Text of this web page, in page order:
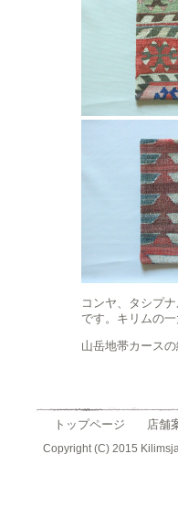
コンヤ、タシプ
です。キリムの
山岳地帯カース
トップページ 店舗
Copyright (C) 2015